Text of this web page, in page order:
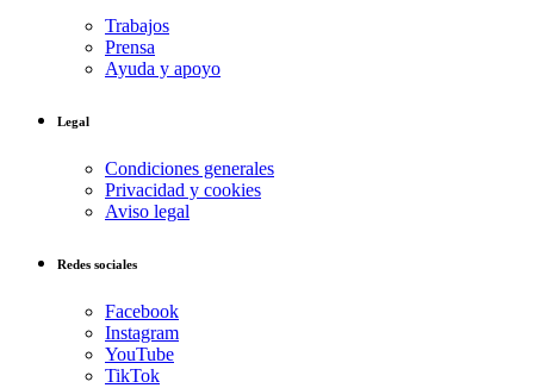
Trabajos
Prensa
Ayuda y apoyo
Legal
Condiciones generales
Privacidad y cookies
Aviso legal
Redes sociales
Facebook
Instagram
YouTube
TikTok